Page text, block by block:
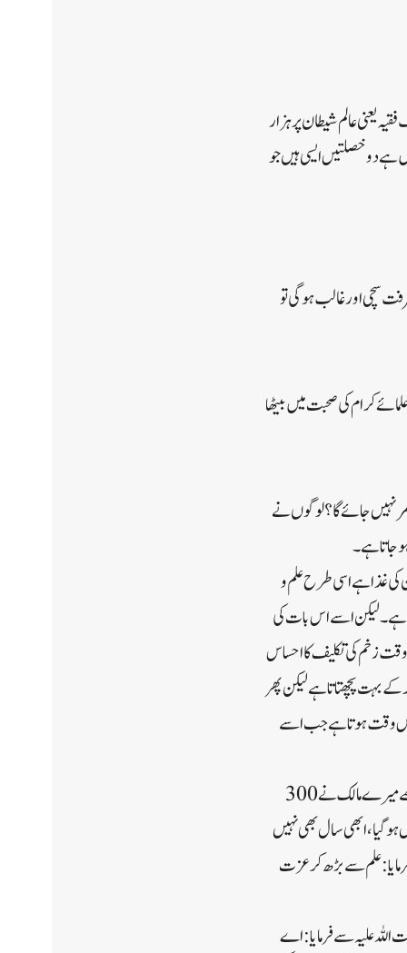
یعنی عالم شیطان پر ہزار
دو خصلتیں ایسی ہیں جو
سچی اور غالب ہوگی تو
کرام کی صحبت میں بیٹھا
نہیں جائے گا؟ لوگوں نے
ہے۔
کی غذا ہے اسی طرح علم و
ہے ۔ لیکن اسے اس بات کی
زخم کی تکلیف کا احساس
بہت پچھتا تا ہے لیکن پھر
اس وقت ہوتا ہے جب اسے
شہر کے حاکم سے ملنے کا وقت نہیں:- عظیم تابعی بزرگ حضرت سالم بن ابو جعد رحمت اللہ علیہ بیان کرتے ہیں کہ مجھے میرے مالک نے 300
ابھی سال بھی نہیں
علم سے بڑھ کر عزت
علیہ سے فرمایا: اے